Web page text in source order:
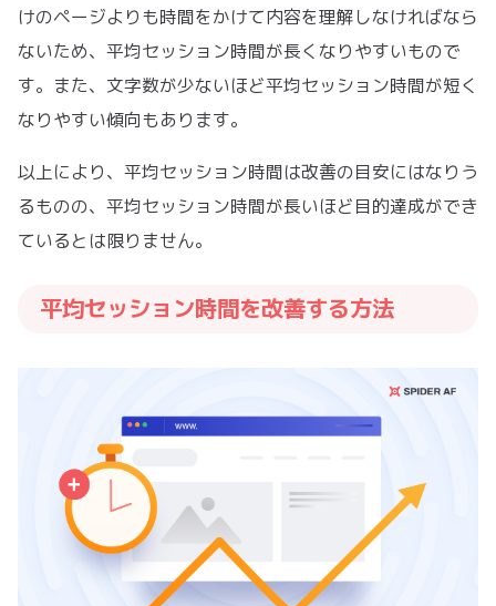
けのページよりも時間をかけて内容を理解しなければなら
ないため、平均セッション時間が長くなりやすいもので
す。また、文字数が少ないほど平均セッション時間が短く
なりやすい傾向もあります。
以上により、平均セッション時間は改善の目安にはなりう
るものの、平均セッション時間が長いほど目的達成ができ
ているとは限りません。
平均セッション時間を改善する方法